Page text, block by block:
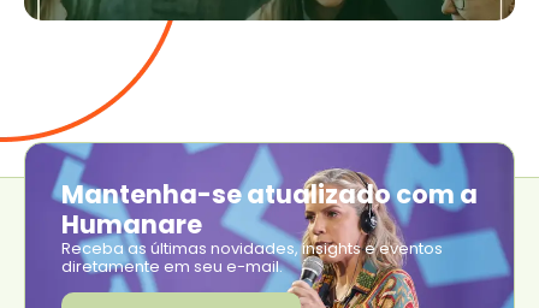
Mantenha-se atualizado com a
Humanare
Receba as últimas novidades, insights e eventos
diretamente em seu e-mail.